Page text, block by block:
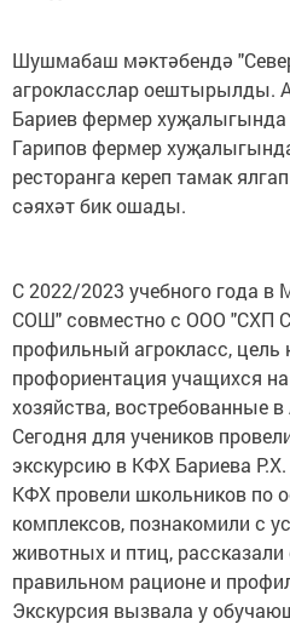
Шушмабаш мәктәбендә
агрокласслар оештырылды.
Бариев фермер
Гарипов фермер
ресторанга кереп тамак
сәяхәт бик ошады.
С 2022/2023 учебного года
СОШ" совместно с ООО "СХП
профильный агрокласс, цель
профориентация учащихся
хозяйства, востребованные
Сегодня для учеников
экскурсию в КФХ Бариева
КФХ провели школьников по
комплексов, познакомили с
животных и птиц,
правильном рационе и
Экскурсия вызвала у